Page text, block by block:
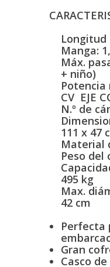
Longitud
Manga:
Máx.
+ niño)
Potencia
CV EJE
N.º de
111 x 47
Material
Peso del
495 kg
Max.
42 cm
Perfecta
Gran
Casco